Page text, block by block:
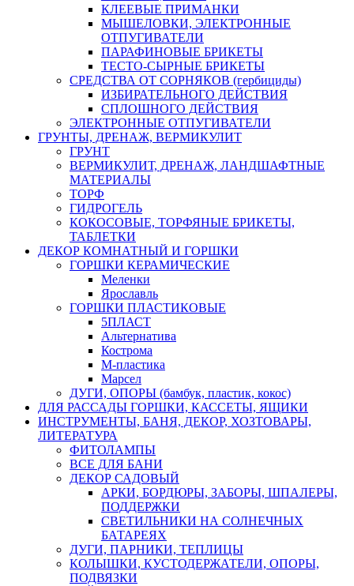
КЛЕЕВЫЕ ПРИМАНКИ
МЫШЕЛОВКИ, ЭЛЕКТРОННЫЕ
ОТПУГИВАТЕЛИ
ПАРАФИНОВЫЕ БРИКЕТЫ
ТЕСТО-СЫРНЫЕ БРИКЕТЫ
СРЕДСТВА ОТ СОРНЯКОВ (гербициды)
ИЗБИРАТЕЛЬНОГО ДЕЙСТВИЯ
СПЛОШНОГО ДЕЙСТВИЯ
ЭЛЕКТРОННЫЕ ОТПУГИВАТЕЛИ
ГРУНТЫ, ДРЕНАЖ, ВЕРМИКУЛИТ
ГРУНТ
ВЕРМИКУЛИТ, ДРЕНАЖ, ЛАНДШАФТНЫЕ
МАТЕРИАЛЫ
ТОРФ
ГИДРОГЕЛЬ
КОКОСОВЫЕ, ТОРФЯНЫЕ БРИКЕТЫ,
ТАБЛЕТКИ
ДЕКОР КОМНАТНЫЙ И ГОРШКИ
ГОРШКИ КЕРАМИЧЕСКИЕ
Меленки
Ярославль
ГОРШКИ ПЛАСТИКОВЫЕ
5ПЛАСТ
Альтернатива
Кострома
М-пластика
Марсел
ДУГИ, ОПОРЫ (бамбук, пластик, кокос)
ДЛЯ РАССАДЫ ГОРШКИ, КАССЕТЫ, ЯЩИКИ
ИНСТРУМЕНТЫ, БАНЯ, ДЕКОР, ХОЗТОВАРЫ,
ЛИТЕРАТУРА
ФИТОЛАМПЫ
ВСЕ ДЛЯ БАНИ
ДЕКОР САДОВЫЙ
АРКИ, БОРДЮРЫ, ЗАБОРЫ, ШПАЛЕРЫ,
ПОДДЕРЖКИ
СВЕТИЛЬНИКИ НА СОЛНЕЧНЫХ
БАТАРЕЯХ
ДУГИ, ПАРНИКИ, ТЕПЛИЦЫ
КОЛЫШКИ, КУСТОДЕРЖАТЕЛИ, ОПОРЫ,
ПОДВЯЗКИ